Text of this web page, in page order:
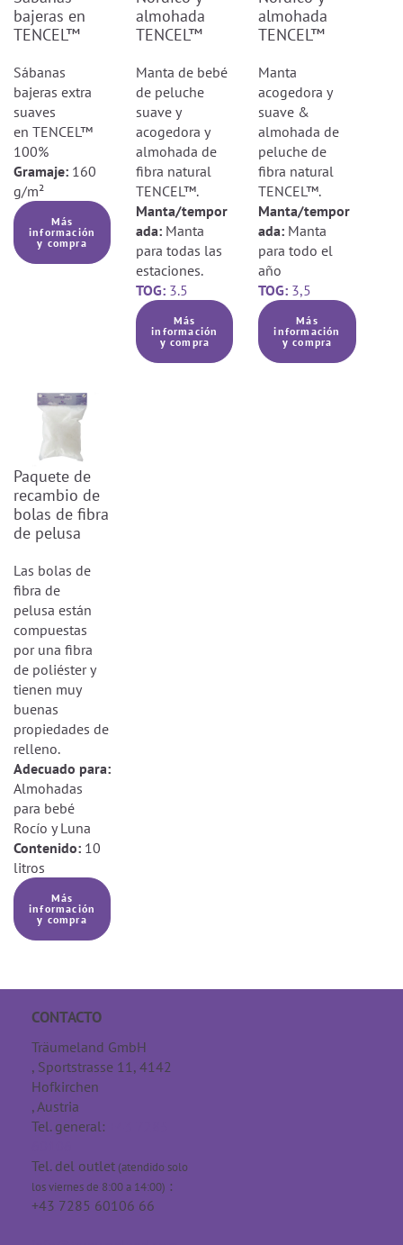
bajeras en
TENCEL™
Sábanas
bajeras extra
suaves
en TENCEL™
100%
Gramaje: 160
g/m²
Más
información
y compra
almohada
TENCEL™
Manta de bebé
de peluche
suave y
acogedora y
almohada de
fibra natural
TENCEL™.
Manta/tempor
ada: Manta
para todas las
estaciones.
TOG: 3.5
Más
información
y compra
almohada
TENCEL™
Manta
acogedora y
suave &
almohada de
peluche de
fibra natural
TENCEL™.
Manta/tempor
ada: Manta
para todo el
año
TOG: 3,5
Más
información
y compra
Paquete de
recambio de
bolas de fibra
de pelusa
Las bolas de
fibra de
pelusa están
compuestas
por una fibra
de poliéster y
tienen muy
buenas
propiedades de
relleno.
Adecuado para:
Almohadas
para bebé
Rocío y Luna
Contenido: 10
litros
Más
información
y compra
CONTACTO
Träumeland GmbH
, Sportstrasse 11, 4142
Hofkirchen
, Austria
Tel. general:
Tel. del outlet (atendido solo
los viernes de 8:00 a 14:00) :
+43 7285 60106 66